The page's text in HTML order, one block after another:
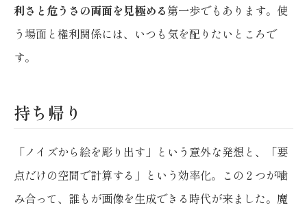
利さと危うさの両面を見極める第一歩でもあります。使
う場面と権利関係には、いつも気を配りたいところで
す。
持ち帰り
「ノイズから絵を彫り出す」という意外な発想と、「要
点だけの空間で計算する」という効率化。この 2 つが噛
み合って、誰もが画像を生成できる時代が来ました。魔